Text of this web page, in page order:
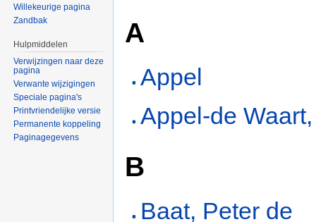
A
Appel
Appel-de
B
Baat, Peter de
Willekeurige pagina
Zandbak
Hulpmiddelen
Verwijzingen naar deze
pagina
Verwante wijzigingen
Speciale pagina's
Printvriendelijke versie
Permanente koppeling
Paginagegevens